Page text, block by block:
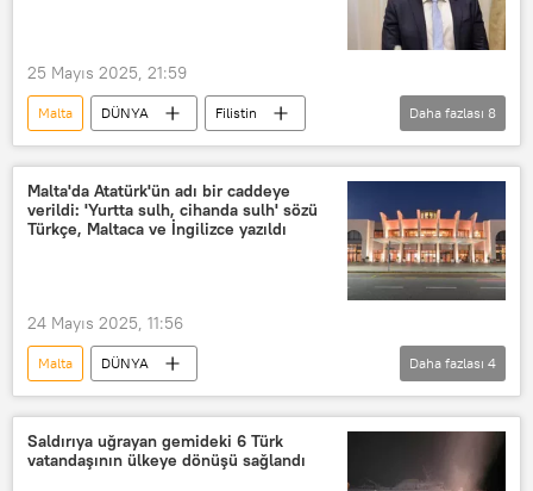
25 Mayıs 2025, 21:59
Malta DÜNYA
Filistin
Malta Büyükelçiliği
İsrail
İsrail-Filistin
İsrail ordusu
İsrail-Filistin sorunu
ülke
Daha fazlası 8
Malta'da Atatürk'ün adı bir caddeye
verildi: 'Yurtta sulh, cihanda sulh' sözü
Türkçe, Maltaca ve İngilizce yazıldı
24 Mayıs 2025, 11:56
Malta
DÜNYA
Gazi Mustafa Kemal Atatürk
Türkçe
İngilizce
Daha fazlası 4
Saldırıya uğrayan gemideki 6 Türk
vatandaşının ülkeye dönüşü sağlandı